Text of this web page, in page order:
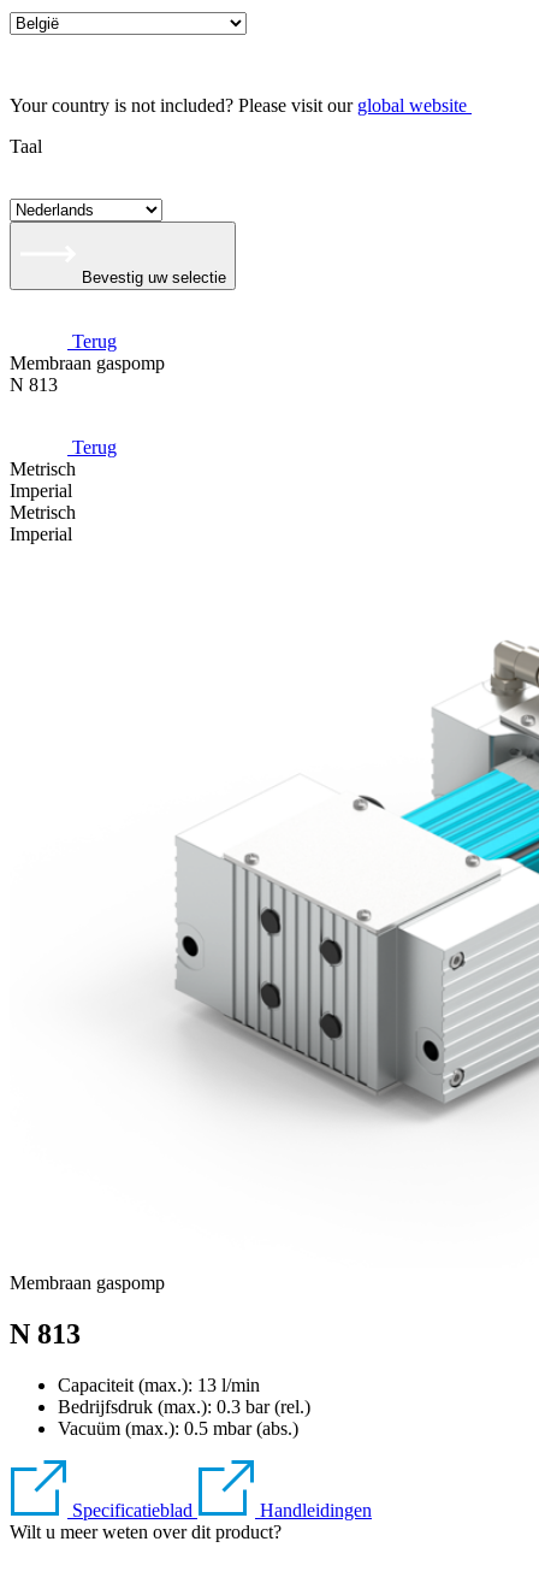
Your country is not included? Please visit our global website
Taal
Bevestig uw selectie
Terug
Membraan gaspomp
N 813
Terug
Metrisch
Imperial
Metrisch
Imperial
Membraan gaspomp
N 813
Capaciteit (max.): 13 l/min
Bedrijfsdruk (max.): 0.3 bar (rel.)
Vacuüm (max.): 0.5 mbar (abs.)
Specificatieblad
Handleidingen
Wilt u meer weten over dit product?